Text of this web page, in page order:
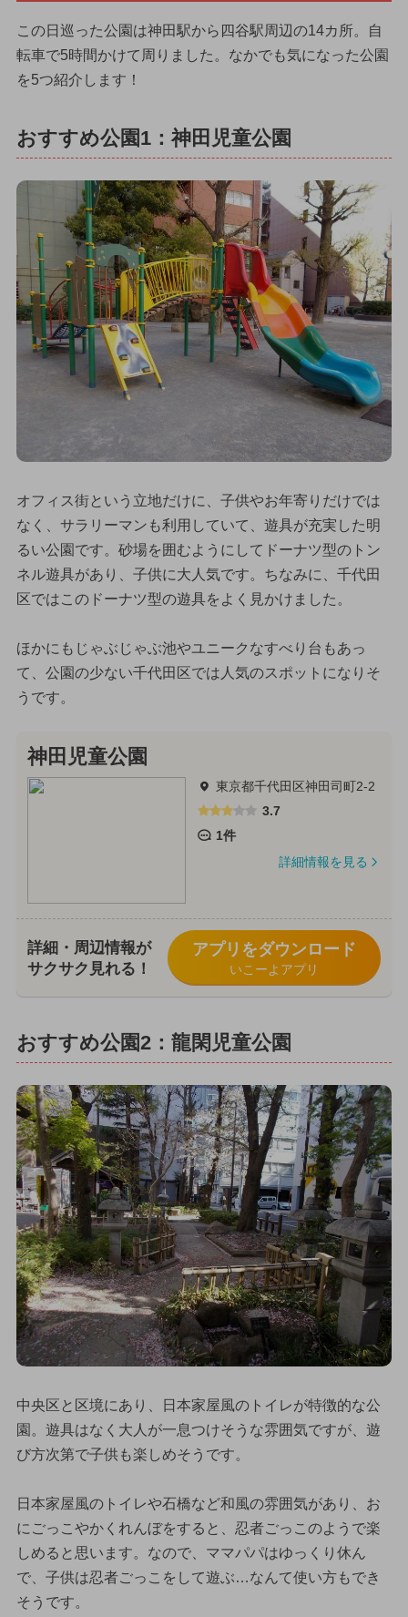
この日巡った公園は神田駅から四谷駅周辺の14カ所。自
転車で5時間かけて周りました。なかでも気になった公園
を5つ紹介します！
おすすめ公園1：神田児童公園
オフィス街という立地だけに、子供やお年寄りだけでは
なく、サラリーマンも利用していて、遊具が充実した明
るい公園です。砂場を囲むようにしてドーナツ型のトン
ネル遊具があり、子供に大人気です。ちなみに、千代田
区ではこのドーナツ型の遊具をよく見かけました。
ほかにもじゃぶじゃぶ池やユニークなすべり台もあっ
て、公園の少ない千代田区では人気のスポットになりそ
うです。
神田児童公園
東京都千代田区神田司町2-2
3.7
1件
詳細情報を見る
詳細・周辺情報が
サクサク見れる！
アプリをダウンロード
いこーよアプリ
おすすめ公園2：龍閑児童公園
中央区と区境にあり、日本家屋風のトイレが特徴的な公
園。遊具はなく大人が一息つけそうな雰囲気ですが、遊
び方次第で子供も楽しめそうです。
日本家屋風のトイレや石橋など和風の雰囲気があり、お
にごっこやかくれんぼをすると、忍者ごっこのようで楽
しめると思います。なので、ママパパはゆっくり休ん
で、子供は忍者ごっこをして遊ぶ…なんて使い方もでき
そうです。